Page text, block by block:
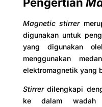
Magnetic stirrer
digunakan untuk
yang digunakan
menggunakan
elektromagnetik yang
Stirrerdilengkapi
ke dalam wadah